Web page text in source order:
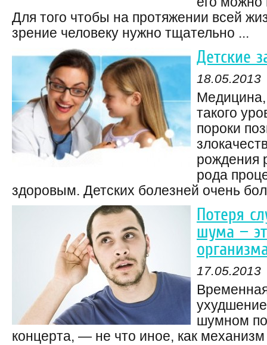
Для того чтобы на протяжении всей
зрение человеку нужно тщательно ...
Детские
18.05.2013
такого
пороки
рождения
рода
здоровым. Детских болезней очень
Потеря
шума —
17.05.2013
шумном
концерта, — не что иное, как